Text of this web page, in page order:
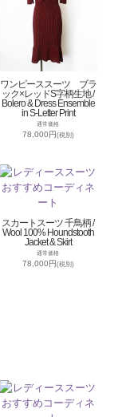
ワンピーススーツ ブラ
ック×レッドS字柄生地 /
Bolero & Dress Ensemble
in S-Letter Print
通常価格
78,000円(税別)
スカートスーツ 千鳥柄 /
Wool 100% Houndstooth
Jacket & Skirt
通常価格
78,000円 (税別)